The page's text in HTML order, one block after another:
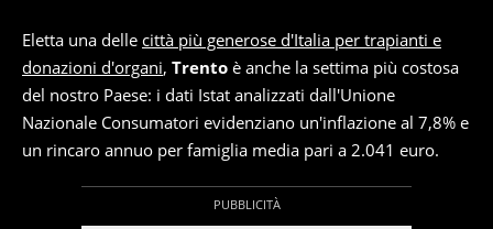
Eletta una delle città più generose d'Italia per trapianti e
donazioni d'organi, Trento è anche la settima più costosa
del nostro Paese: i dati Istat analizzati dall'Unione
Nazionale Consumatori evidenziano un'inflazione al 7,8% e
un rincaro annuo per famiglia media pari a 2.041 euro.